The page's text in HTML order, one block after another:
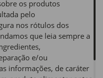
os produtos
pelo
nos rótulos dos
que leia sempre a
e/ou
informações, de caráter